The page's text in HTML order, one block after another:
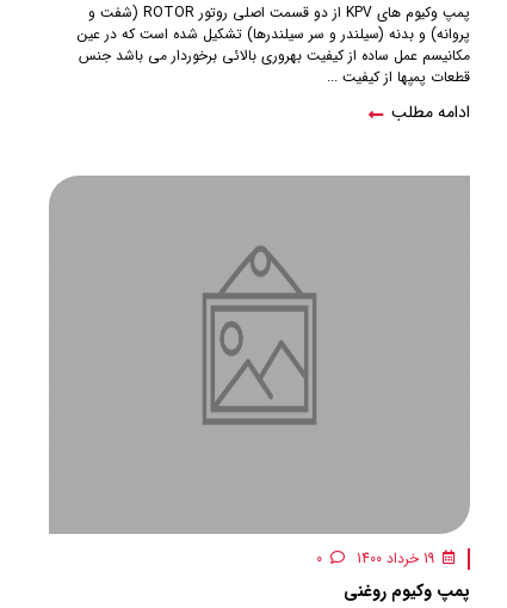
پمپ وکیوم های KPV از دو قسمت اصلی روتور ROTOR (شفت و
پروانه) و بدنه (سیلندر و سر سیلندرها) تشکیل شده است که در عین
مکانیسم عمل ساده از کیفیت بهروری بالائی برخوردار می باشد جنس
قطعات پمپها از کیفیت ...
ادامه مطلب
پمپ وکیوم روغنی